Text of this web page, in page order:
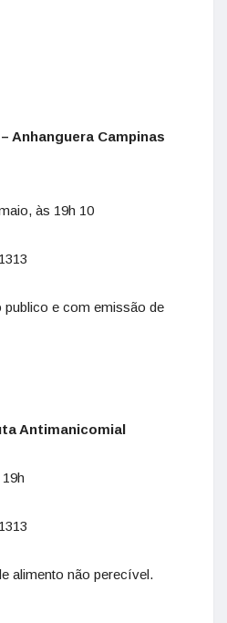
Anhanguera Campinas
às 19h 10
publico e com emissão de
Antimanicomial
alimento não perecível.